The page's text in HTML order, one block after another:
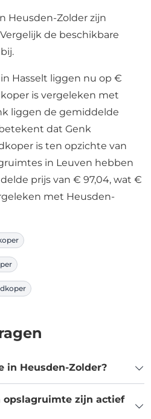
Heusden-Zolder zijn
de beschikbare
Hasselt liggen nu op €
is vergeleken met
liggen de gemiddelde
betekent dat Genk
is ten opzichte van
in Leuven hebben
prijs van € 97,04, wat €
met Heusden-
in Heusden-Zolder?
opslagruimte zijn actief